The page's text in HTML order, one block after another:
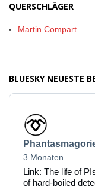
QUERSCHLÄGER
Martin Compart
BLUESKY NEUESTE
Beitrag
von
Phantasmagorien
auf
Bluesky
ansehen
3 Monaten
Link: The life of
of hard-boiled